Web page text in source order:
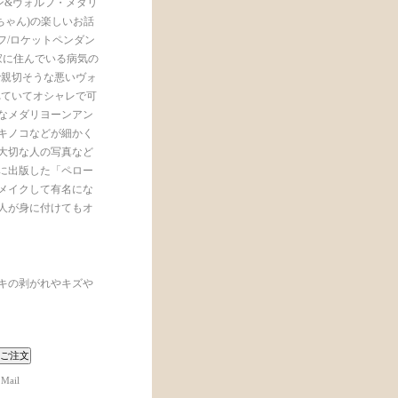
ヴォルフ・メダリ
ゃん)の楽しいお話
/ロケットペンダン
住んでいる病気の
切そうな悪いヴォ
いてオシャレで可
メダリヨーンアン
ノコなどが細かく
切な人の写真など
出版した「ペロー
イクして有名にな
が身に付けてもオ
の剥がれやキズや